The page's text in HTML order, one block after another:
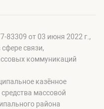
83309 от 03 июня 2022 г.,
связи,
коммуникаций
казённое
массовой
района